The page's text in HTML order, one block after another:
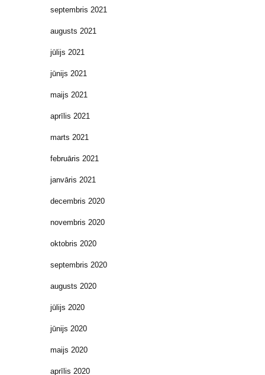
septembris 2021
augusts 2021
jūlijs 2021
jūnijs 2021
maijs 2021
aprīlis 2021
marts 2021
februāris 2021
janvāris 2021
decembris 2020
novembris 2020
oktobris 2020
septembris 2020
augusts 2020
jūlijs 2020
jūnijs 2020
maijs 2020
aprīlis 2020